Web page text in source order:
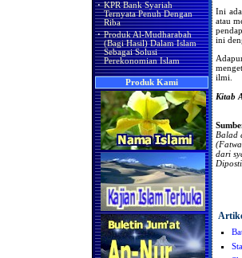
· KPR Bank Syariah
Ternyata Penuh Dengan
Riba
· Produk Al-Mudharabah
(Bagi Hasil) Dalam Islam
Sebagai Solusi
Perekonomian Islam
Produk Kami
Ini
atau
ini
ilmi.
Kitab
Balad
dari